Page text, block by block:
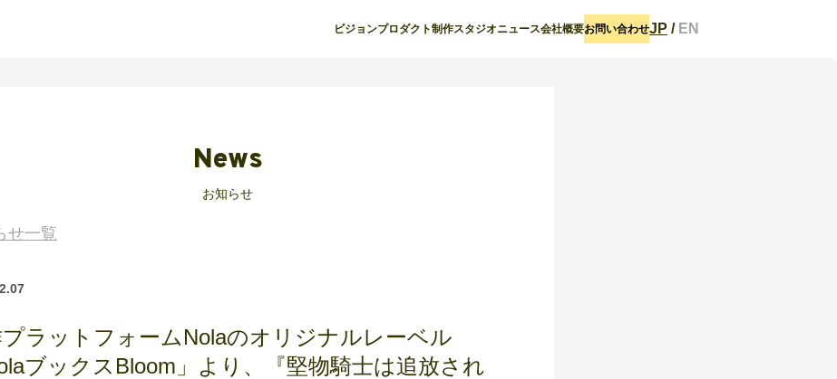
ビジョンプロダクト制作スタジオニュース会社概要お問い合わせJP / EN
News
お知らせ
せ一覧
ラットフォームNolaのオリジナルレーベル
ブックスBloom」より、『堅物騎士は追放され